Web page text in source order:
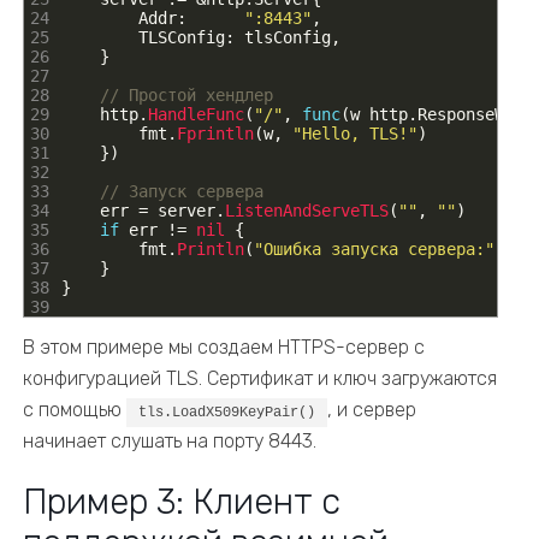
24
25
26
27
28
29
30
31
32
33
34
35
36
37
38
39
Addr: ":8443" ,
TLSConfig: tlsConfig,
}
// Простой хендлер
http. HandleFunc( "/" , func(w http.
fmt . Fprintln(w, "Hello, TLS!")
})
// Запуск сервера
err = server. ListenAndServeTLS( "" , "")
if err != nil
{
fmt . Println( "Ошибка запуска сервера:"
}
}
В этом примере мы создаем HTTPS-сервер с
конфигурацией TLS. Сертификат и ключ загружаются
с помощью
tls.LoadX509KeyPair()
, и сервер
начинает слушать на порту 8443.
Пример 3: Клиент с